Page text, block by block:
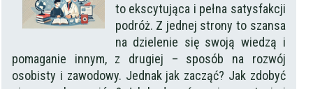
to ekscytująca i pełna satysfakcji
podróż. Z jednej strony to szansa
na dzielenie się swoją wiedzą i
pomaganie innym, z drugiej – sposób na rozwój
osobisty i zawodowy. Jednak jak zacząć? Jak zdobyć